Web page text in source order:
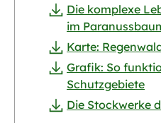
Die komplexe
im
Karte:
Grafik: So
Schutzgebiete
Die Stockwerke